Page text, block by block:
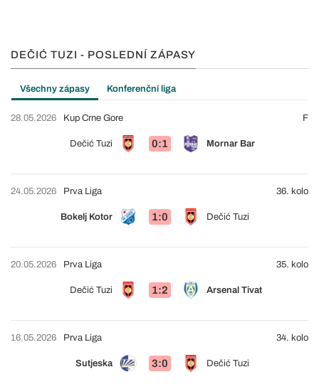
DEČIĆ TUZI - POSLEDNÍ ZÁPASY
Všechny zápasy Konferenční liga
28.05.2026
Dečić Tuzi 0:1 Mornar Bar
Kup Crne Gore F
24.05.2026
Bokelj Kotor 1:0 Dečić Tuzi
Prva Liga 36. kolo
20.05.2026
Dečić Tuzi 1:2 Arsenal Tivat
Prva Liga 35. kolo
16.05.2026
Sutjeska 3:0 Dečić Tuzi
Prva Liga 34. kolo